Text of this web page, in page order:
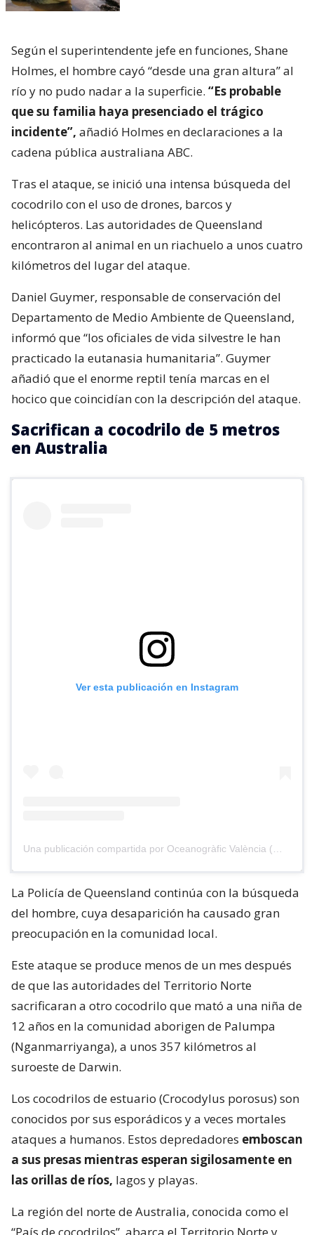
Según el superintendente jefe en funciones, Shane
Holmes, el hombre cayó “desde una gran altura” al
río y no pudo nadar a la superficie. “Es probable
que su familia haya presenciado el trágico
incidente”, añadió Holmes en declaraciones a la
cadena pública australiana ABC.
Tras el ataque, se inició una intensa búsqueda del
cocodrilo con el uso de drones, barcos y
helicópteros. Las autoridades de Queensland
encontraron al animal en un riachuelo a unos cuatro
kilómetros del lugar del ataque.
Daniel Guymer, responsable de conservación del
Departamento de Medio Ambiente de Queensland,
informó que “los oficiales de vida silvestre le han
practicado la eutanasia humanitaria”. Guymer
añadió que el enorme reptil tenía marcas en el
hocico que coincidían con la descripción del ataque.
Sacrifican a cocodrilo de 5 metros
en Australia
Ver esta publicación en Instagram
La Policía de Queensland continúa con la búsqueda
del hombre, cuya desaparición ha causado gran
preocupación en la comunidad local.
Este ataque se produce menos de un mes después
de que las autoridades del Territorio Norte
sacrificaran a otro cocodrilo que mató a una niña de
12 años en la comunidad aborigen de Palumpa
(Nganmarriyanga), a unos 357 kilómetros al
suroeste de Darwin.
Los cocodrilos de estuario (Crocodylus porosus) son
conocidos por sus esporádicos y a veces mortales
ataques a humanos. Estos depredadores emboscan
a sus presas mientras esperan sigilosamente en
las orillas de ríos, lagos y playas.
La región del norte de Australia, conocida como el
“País de cocodrilos”, abarca el Territorio Norte y